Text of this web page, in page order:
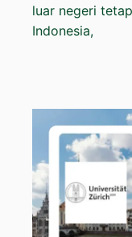
luar negeri
Indonesia,